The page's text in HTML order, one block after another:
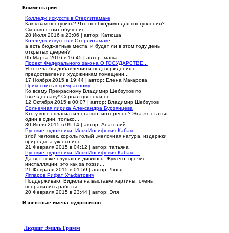
Комментарии
Колледж искусств в Стерлитамаке
Как к вам поступить? Что необходимо для поступления?
Сколько стоит обучение...
28 Июля 2016 в 23:06 | автор: Катюша
Колледж искусств в Стерлитамаке
а есть бюджетные места, и будет ли в этом году день
открытых дверей?
05 Марта 2016 в 16:45 | автор: маша
Проект Федерального закона О ГОСУДАРСТВЕ...
Я хотела бы добавления и подтверждения о
предоставлении художникам помещени...
17 Ноября 2015 в 19:44 | автор: Елена Макарова
Прикоснись к прекрасному!
Ко всему Прекрасному Владимир Шебзухов по
Гвьездославу* Сорвал цветок и он ...
12 Октября 2015 в 00:07 | автор: Владимир Шебзухов
Солнечная лирика Александра Бурзянцева
Кто у кого сплагиатил статью, интересно? Эта же статья,
один в один, только...
30 Июля 2015 в 09:14 | автор: Анатолий
Русские художники. Илья Иосифович Кабако...
злой человек. король голый .мелочная натура. издержки
природы. а уж его инс...
21 Февраля 2015 в 04:12 | автор: татьяна
Русские художники. Илья Иосифович Кабако...
Да вот тоже слушаю и дивлюсь. Жук его, прочие
инсталляции: это как за поэзи...
21 Февраля 2015 в 01:59 | автор: Люся
Яппаров Рифат Ульфатович
Поддерживаю! Видела на выставке картины, очень
понравились работы.
20 Февраля 2015 в 23:44 | автор: Эля
Известные имена художников
Людвиг Эмиль Гримм